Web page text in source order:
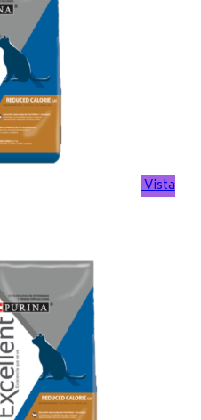
Vista